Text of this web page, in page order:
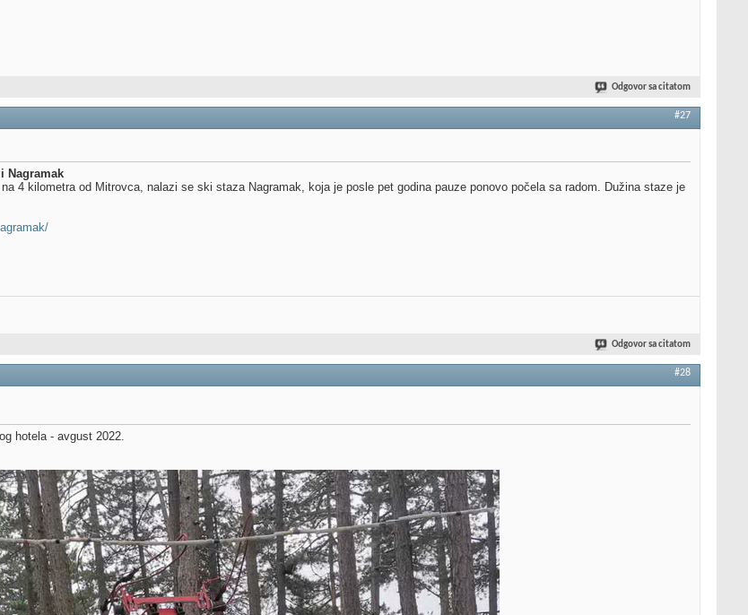
Odgovor sa citatom
#27
Nagramak
4 kilometra od Mitrovca, nalazi se ski staza Nagramak, koja je posle pet godina pauze ponovo počela sa radom. Dužina staze je
Odgovor sa citatom
#28
hotela - avgust 2022.